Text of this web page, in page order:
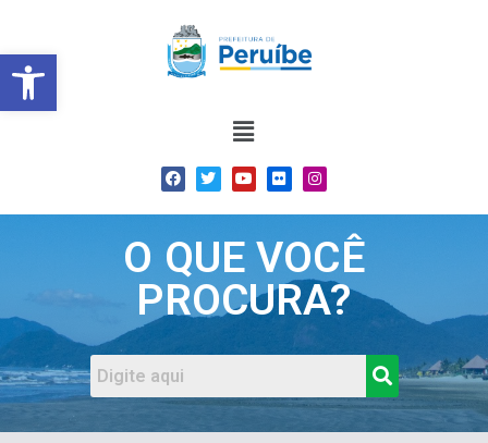
Barra de Ferramentas
O QUE VOCÊ
PROCURA?